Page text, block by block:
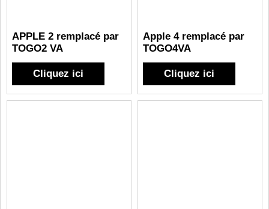
APPLE 2 remplacé par
TOGO2 VA
Cliquez ici
Apple 4 remplacé par
TOGO4VA
Cliquez ici